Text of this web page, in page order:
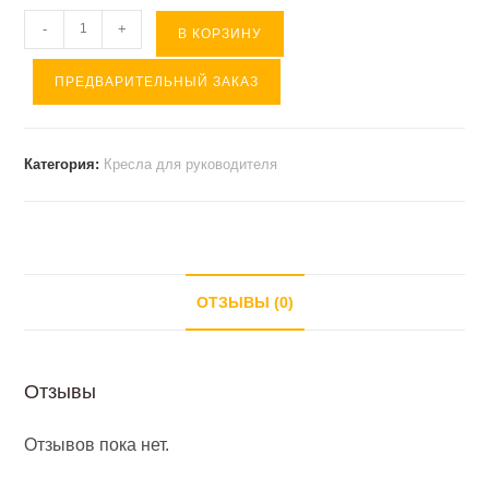
Количество
товара
Кресло
- + В КОРЗИНУ
ПРЕДВАРИТЕЛЬНЫЙ ЗАКАЗ
Категория: Кресла для руководителя
ОТЗЫВЫ (0)
Отзывы
Отзывов пока нет.